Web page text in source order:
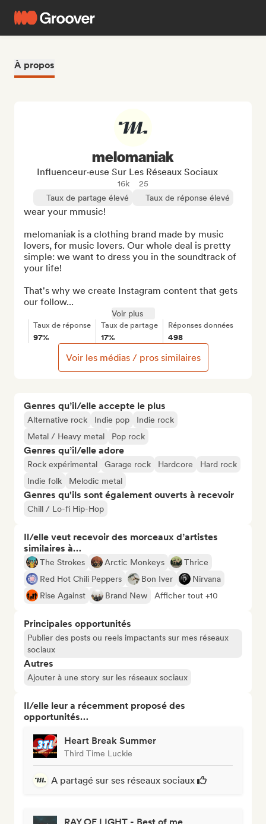
À propos
Genres qu’il/elle accepte le plus
Alternative rock Indie pop
Indie rock
Metal / Heavy metal
Pop rock
Genres qu’il/elle adore
Rock expérimental Garage rock Hardcore
Hard rock
Indie folk
Melodic metal
Genres qu'ils sont également ouverts à recevoir
Chill / Lo-fi Hip-Hop
Il/elle veut recevoir des morceaux d’artistes
similaires à…
The Strokes Arctic Monkeys
Thrice
Red Hot Chili Peppers
Bon Iver
Nirvana
Rise Against
Brand New Afficher tout +10
Principales opportunités
Publier des posts ou reels impactants sur mes réseaux
sociaux
Autres
Ajouter à une story sur les réseaux sociaux
Il/elle leur a récemment proposé des
opportunités…
Heart Break Summer
Third Time Luckie
A partagé sur ses réseaux sociaux
RAY OF LIGHT - Best of me
melomaniak
Influenceur·euse Sur Les Réseaux Sociaux
16k
25
Taux de partage élevé
Taux de réponse élevé
wear your mmusic!
melomaniak is a clothing brand made by music
lovers, for music lovers. Our whole deal is pretty
simple: we want to dress you in the soundtrack of
your life!
That's why we create Instagram content that gets
our follow...
Voir plus
Taux de réponse
97%
Taux de partage
17%
Réponses données
498
Voir les médias / pros similaires